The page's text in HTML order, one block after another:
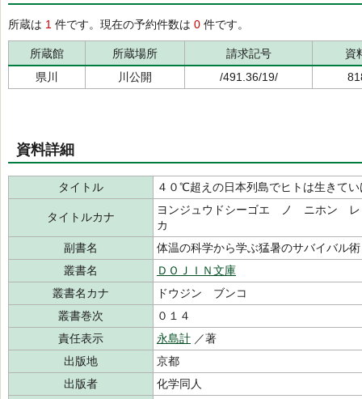
所蔵は 1 件です。現在の予約件数は 0 件です。
所蔵館 所蔵場所 請求記号
資
県川
川公開 /491.36/19/
資料詳細
タイトル ４０℃超えの日本列島でヒトは生きて
タイトルカナ
ヨンジュウドシーゴエ ノ ニホン
カ
副書名
体温の科学から学ぶ猛暑のサバイバル術
叢書名
ＤＯＪＩＮ文庫
叢書名カナ
ドウジン ブンコ
叢書巻次
０１４
責任表示
永島計 ／著
出版地
京都
出版者
化学同人